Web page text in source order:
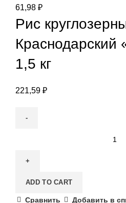
61,98 ₽
Рис
Краснодарский
1,5 кг
221,59 ₽
ADD TO CART
Сравнить Добавить в